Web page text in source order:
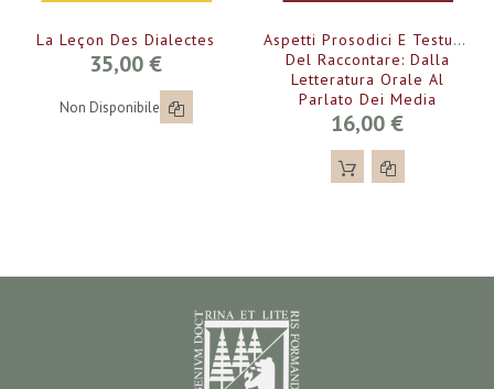
La Leçon Des Dialectes
35,00 €
Non Disponibile
Aspetti Prosodici E Testuali
Del Raccontare: Dalla
Letteratura Orale Al
Parlato Dei Media
16,00 €